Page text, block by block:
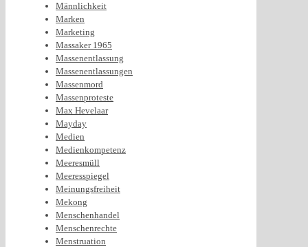
Männlichkeit
Marken
Marketing
Massaker 1965
Massenentlassung
Massenentlassungen
Massenmord
Massenproteste
Max Hevelaar
Mayday
Medien
Medienkompetenz
Meeresmüll
Meeresspiegel
Meinungsfreiheit
Mekong
Menschenhandel
Menschenrechte
Menstruation